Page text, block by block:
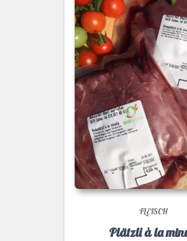
FLEISCH
Plätzli à la